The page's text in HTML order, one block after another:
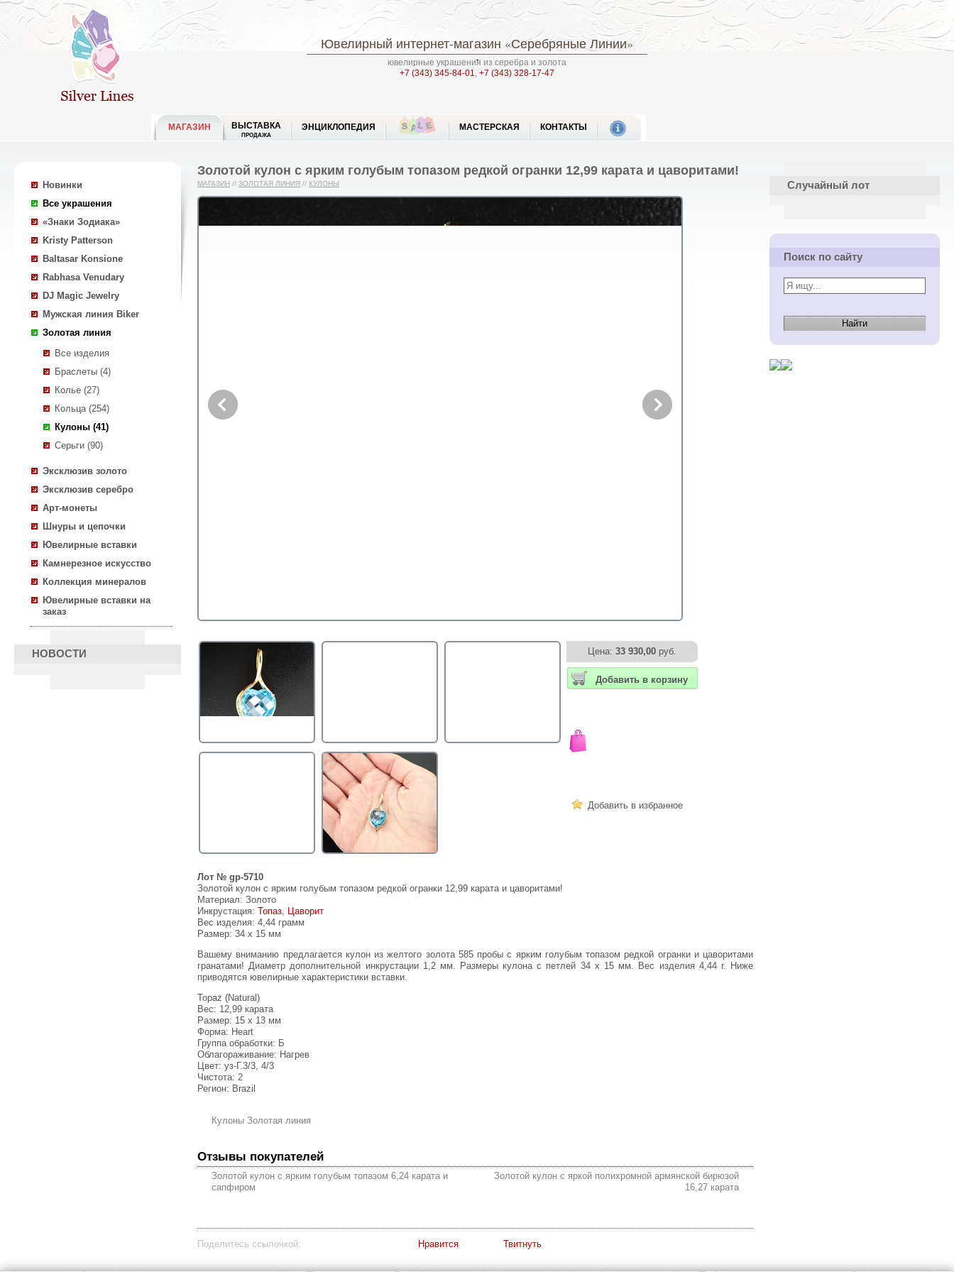
Ювелирный интернет-магазин «Серебряные Линии»
ювелирные украшения из серебра и золота
+7 (343) 345-84-01, +7 (343) 328-17-47
МАГАЗИН ВЫСТАВКА
ПРОДАЖА
ЭНЦИКЛОПЕДИЯ МАСТЕРСКАЯ КОНТАКТЫ
Новинки
Все украшения
«Знаки Зодиака»
Kristy Patterson
Baltasar Konsione
Rabhasa Venudary
DJ Magic Jewelry
Мужская линия Biker
Золотая линия
Все изделия
Браслеты (4)
Колье (27)
Кольца (254)
Кулоны (41)
Серьги (90)
Эксклюзив золото
Эксклюзив серебро
Арт-монеты
Шнуры и цепочки
Ювелирные вставки
Камнерезное искусство
Коллекция минералов
Ювелирные вставки на
заказ
НОВОСТИ
Золотой кулон с ярким голубым топазом редкой огранки 12,99 карата и цаворитами!
МАГАЗИН // ЗОЛОТАЯ ЛИНИЯ // КУЛОНЫ
Цена: 33 930,00 руб.
Добавить в корзину
Добавить в избранное
Лот № gp-5710
Золотой кулон с ярким голубым топазом редкой огранки 12,99 карата и цаворитами!
Материал: Золото
Инкрустация: Топаз, Цаворит
Вес изделия: 4,44 грамм
Размер: 34 х 15 мм
Вашему вниманию предлагается кулон из желтого золота 585 пробы с ярким голубым топазом редкой огранки и цаворитами
гранатами! Диаметр дополнительной инкрустации 1,2 мм. Размеры кулона с петлей 34 х 15 мм. Вес изделия 4,44 г. Ниже
приводятся ювелирные характеристики вставки.
Topaz (Natural)
Вес: 12,99 карата
Размер: 15 х 13 мм
Форма: Heart
Группа обработки: Б
Облагораживание: Нагрев
Цвет: уз-Г.3/3, 4/3
Чистота: 2
Регион: Brazil
Кулоны Золотая линия
Отзывы покупателей
Золотой кулон с ярким голубым топазом 6,24 карата и
сапфиром
Золотой кулон с яркой полихромной армянской бирюзой
16,27 карата
Поделитесь ссылочкой: Нравится Твитнуть
Случайный лот
Поиск по сайту